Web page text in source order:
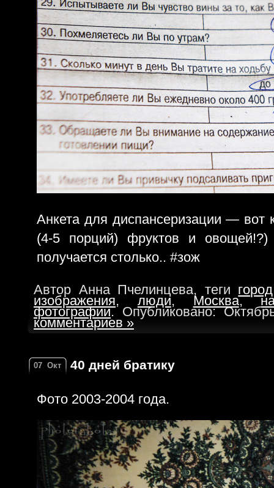
Анкета для диспансеризации — вот
(4-5 порций) фруктов и
получается столько.. #зож
Автор Анна Пчелинцева, теги город
изображения, люди, Москва,
фотографии. Опубликовано:
комментариев »
07 Окт 40 дней братику
Фото 2003-2004 года.